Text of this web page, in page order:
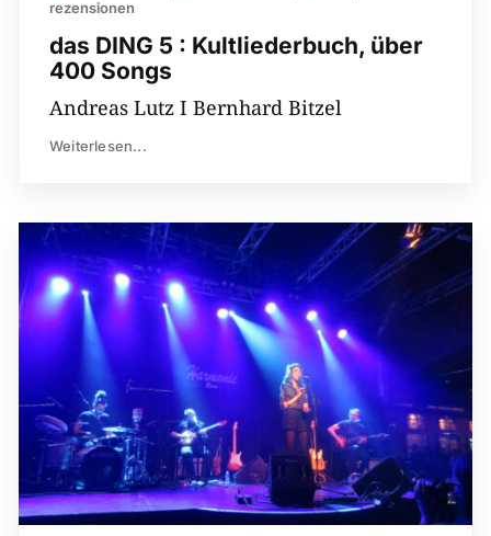
das DING 5 : Kultliederbuch, über
400 Songs
rezensionen
Andreas Lutz I Bernhard Bitzel
Weiterlesen...